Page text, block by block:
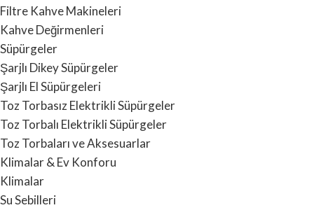
Filtre Kahve Makineleri
Kahve Değirmenleri
Süpürgeler
Şarjlı Dikey Süpürgeler
Şarjlı El Süpürgeleri
Toz Torbasız Elektrikli Süpürgeler
Toz Torbalı Elektrikli Süpürgeler
Toz Torbaları ve Aksesuarlar
Klimalar & Ev Konforu
Klimalar
Su Sebilleri